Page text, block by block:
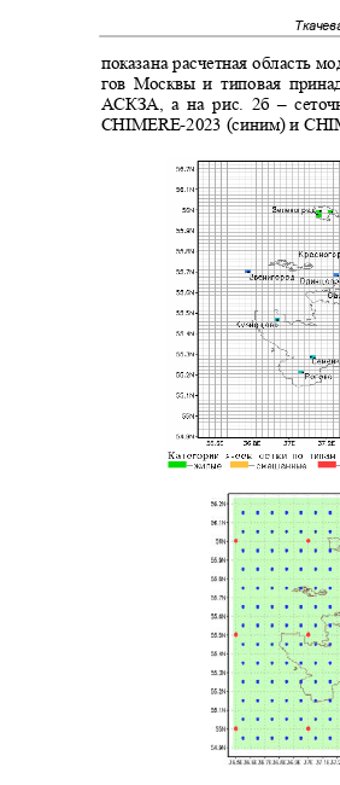
показана расчетная область
гов Москвы и типовая
АСКЗА, а на рис. 2б ‒
CHIMERE-2023 (синим) и